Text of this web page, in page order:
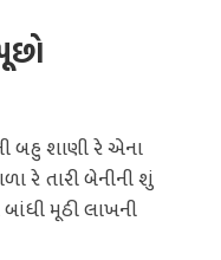
બહુ શાણી રે એના
રે તારી બેનીની શું
મૂઠી લાખની